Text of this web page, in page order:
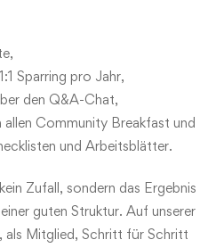
Sparring pro Jahr,
den Q&A-Chat,
allen Community Breakfast und
und Arbeitsblätter.
Zufall, sondern das Ergebnis
guten Struktur. Auf unserer
als Mitglied, Schritt für Schritt